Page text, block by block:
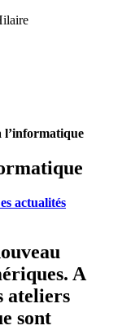
l’informatique
actualités
A
ateliers
sont